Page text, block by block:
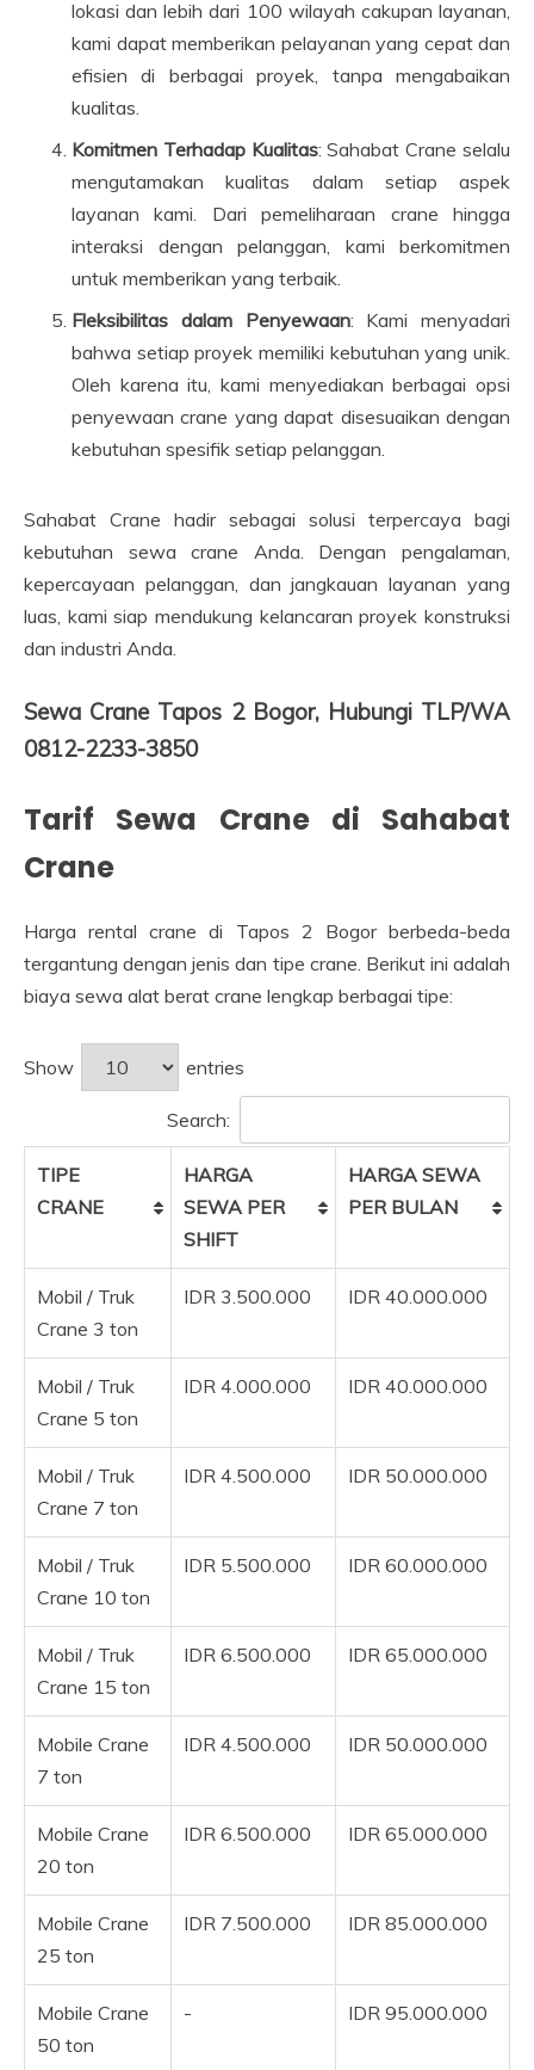
lokasi dan lebih dari 100 wilayah cakupan layanan,
kami dapat memberikan pelayanan yang cepat dan
efisien di berbagai proyek, tanpa mengabaikan
kualitas.
Komitmen Terhadap Kualitas: Sahabat Crane selalu
mengutamakan kualitas dalam setiap aspek
layanan kami. Dari pemeliharaan crane hingga
interaksi dengan pelanggan, kami berkomitmen
untuk memberikan yang terbaik.
Fleksibilitas dalam Penyewaan: Kami menyadari
bahwa setiap proyek memiliki kebutuhan yang unik.
Oleh karena itu, kami menyediakan berbagai opsi
penyewaan crane yang dapat disesuaikan dengan
kebutuhan spesifik setiap pelanggan.
Sahabat Crane hadir sebagai solusi terpercaya bagi
kebutuhan sewa crane Anda. Dengan pengalaman,
kepercayaan pelanggan, dan jangkauan layanan yang
luas, kami siap mendukung kelancaran proyek konstruksi
dan industri Anda.
Sewa Crane Tapos 2 Bogor, Hubungi TLP/WA
0812-2233-3850
Tarif Sewa Crane di Sahabat
Crane
Harga rental crane di Tapos 2 Bogor berbeda-beda
tergantung dengan jenis dan tipe crane. Berikut ini adalah
biaya sewa alat berat crane lengkap berbagai tipe:
Show entries
Search:
TIPE
CRANE
HARGA
SEWA PER
SHIFT
HARGA SEWA
PER BULAN
Mobil / Truk
Crane 3 ton
IDR 3.500.000 IDR 40.000.000
Mobil / Truk
Crane 5 ton
IDR 4.000.000 IDR 40.000.000
Mobil / Truk
Crane 7 ton
IDR 4.500.000 IDR 50.000.000
Mobil / Truk
Crane 10 ton
IDR 5.500.000 IDR 60.000.000
Mobil / Truk
Crane 15 ton
IDR 6.500.000 IDR 65.000.000
Mobile Crane
7 ton
IDR 4.500.000 IDR 50.000.000
Mobile Crane
20 ton
IDR 6.500.000 IDR 65.000.000
Mobile Crane
25 ton
IDR 7.500.000 IDR 85.000.000
Mobile Crane
50 ton
- IDR 95.000.000